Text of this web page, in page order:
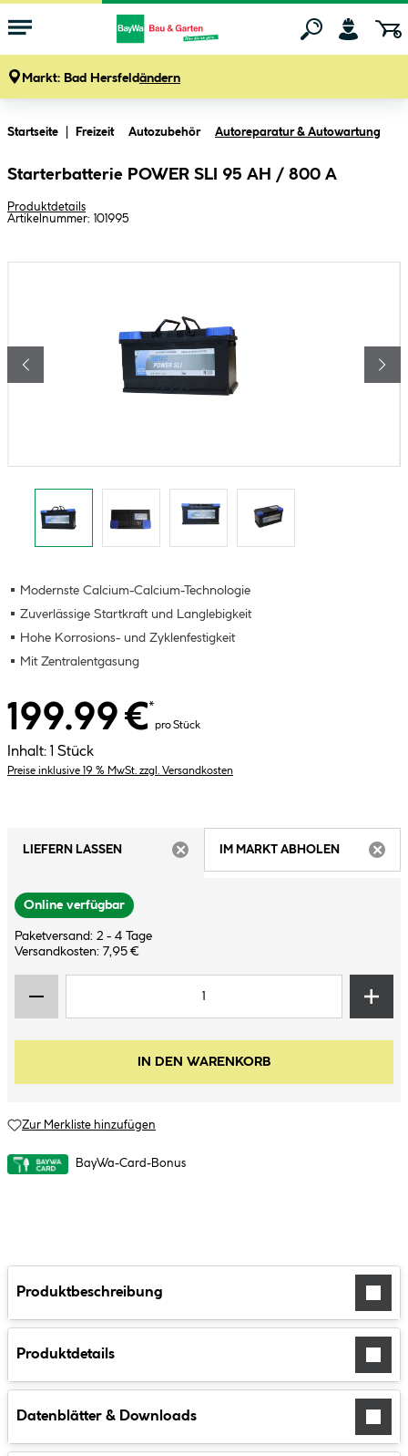
Markt: Bad Hersfeldändern
Startseite Freizeit Autozubehör Autoreparatur & Autowartung
Starterbatterie POWER SLI 95 AH / 800 A
Produktdetails
Artikelnummer: 101995
Modernste Calcium-Calcium-Technologie
Zuverlässige Startkraft und Langlebigkeit
Hohe Korrosions- und Zyklenfestigkeit
Mit Zentralentgasung
199.99 €*
pro Stück
Inhalt: 1 Stück
Preise inklusive 19 % MwSt. zzgl. Versandkosten
LIEFERN LASSEN
IM MARKT ABHOLEN
Online verfügbar
Paketversand: 2 - 4 Tage
Versandkosten: 7,95 €
IN DEN WARENKORB
Zur Merkliste hinzufügen
BayWa-Card-Bonus
Produktbeschreibung
Produktdetails
Datenblätter & Downloads